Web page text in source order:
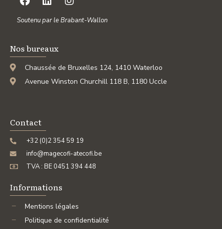
Soutenu par le Brabant-Wallon
Nos bureaux
Chaussée de Bruxelles 124, 1410 Waterloo
Avenue Winston Churchill 118 B, 1180 Uccle
Contact
+32 (0)2 354 59 19
info@magecofi-atecofi.be
TVA : BE 0451 394 448
Informations
Mentions légales
Politique de confidentialité